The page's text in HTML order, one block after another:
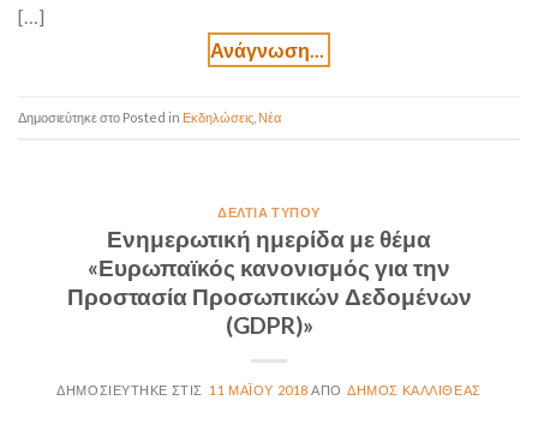
[…]
Posted in Εκδηλώσεις Νέα
ΔΕΛΤΊΑ ΤΎΠΟΥ
Ενημερωτική ημερίδα με θέμα
«Ευρωπαϊκός κανονισμός για την
Προστασία Προσωπικών Δεδομένων
(GDPR)»
11 ΜΑΪ́ΟΥ 2018 ΔΉΜΟΣ ΚΑΛΛΙΘΈΑΣ